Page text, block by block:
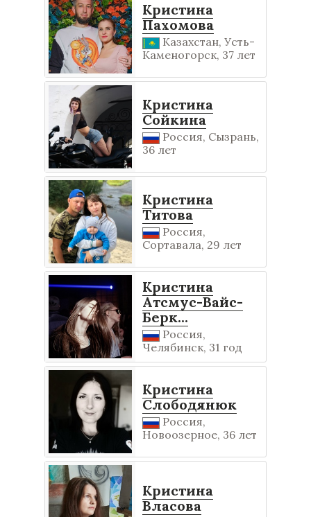
Кристина
Пахомова
Казахстан, Усть-
Каменогорск, 37 лет
Кристина
Сойкина
Россия, Сызрань,
36 лет
Кристина
Титова
Россия,
Сортавала, 29 лет
Кристина
Атсмус-Вайс-
Берк...
Россия,
Челябинск, 31 год
Кристина
Слободянюк
Россия,
Новоозерное, 36 лет
Кристина
Власова